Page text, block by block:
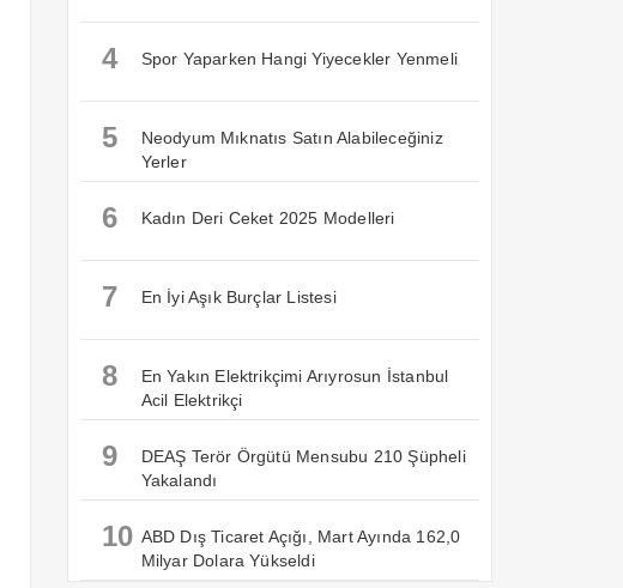
4 Spor Yaparken Hangi Yiyecekler Yenmeli
5
Neodyum Mıknatıs Satın Alabileceğiniz
Yerler
6 Kadın Deri Ceket 2025 Modelleri
7 En İyi Aşık Burçlar Listesi
8
En Yakın Elektrikçimi Arıyrosun İstanbul
Acil Elektrikçi
9
DEAŞ Terör Örgütü Mensubu 210 Şüpheli
Yakalandı
10 ABD Dış Ticaret Açığı, Mart Ayında 162,0
Milyar Dolara Yükseldi